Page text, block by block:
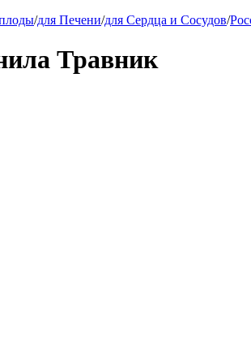
/для Печени/для Сердца и Сосудов/
Травник